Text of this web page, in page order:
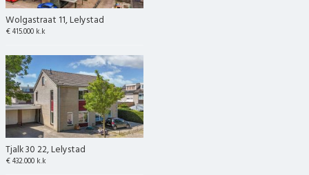
Wolgastraat 11, Lelystad
€ 415.000 k.k
Tjalk 30 22, Lelystad
€ 432.000 k.k